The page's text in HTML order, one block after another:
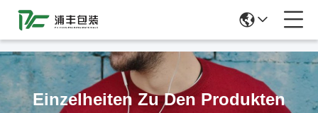
Einzelheiten Zu Den Produkten